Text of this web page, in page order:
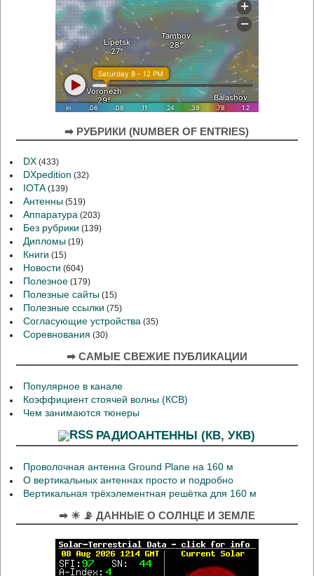
➡ РУБРИКИ (NUMBER OF ENTRIES)
DX (433)
DXpedition (32)
IOTA(139)
Антенны (519)
Аппаратура (203)
Без рубрики (139)
Дипломы (19)
Книги (15)
Новости (604)
Полезное (179)
Полезные сайты (15)
Полезные ссылки (75)
Согласующие устройства (35)
Соревнования (30)
➡ САМЫЕ СВЕЖИЕ ПУБЛИКАЦИИ
Популярное в канале
Коэффициент стоячей волны (КСВ)
Чем занимаются тюнеры
РАДИОАНТЕННЫ (КВ, УКВ)
Проволочная антенна Ground Plane на 160 м
О вертикальных антеннах просто и подробно
Вертикальная трёхэлементная решётка для 160 м
➡ ☀ 📡 ДАННЫЕ О СОЛНЦЕ И ЗЕМЛЕ